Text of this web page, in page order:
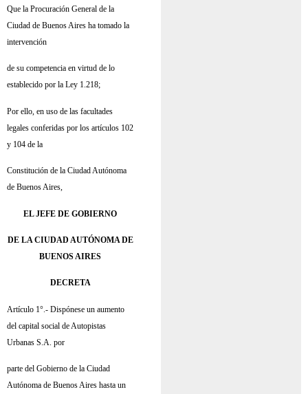
Que la Procuración General de la
Ciudad de Buenos Aires ha tomado la
intervención
de su competencia en virtud de lo
establecido por la Ley 1.218;
Por ello, en uso de las facultades
legales conferidas por los artículos 102
y 104 de la
Constitución de la Ciudad Autónoma
de Buenos Aires,
EL JEFE DE GOBIERNO
DE LA CIUDAD AUTÓNOMA DE
BUENOS AIRES
DECRETA
Artículo 1°.- Dispónese un aumento
del capital social de Autopistas
Urbanas S.A. por
parte del Gobierno de la Ciudad
Autónoma de Buenos Aires hasta un